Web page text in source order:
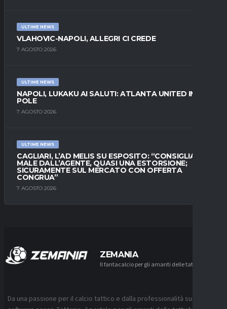
ULTIME NEWS
VLAHOVIC-NAPOLI, ALLEGRI CI CREDE
7 AGOSTO 2026
ULTIME NEWS
NAPOLI, LUKAKU AI SALUTI: ATLANTA UNITED IN
POLE
7 AGOSTO 2026
ULTIME NEWS
CAGLIARI, L’AD MELIS SU ESPOSITO: “CONSIGLIATO
MALE DALL’AGENTE, QUASI UNA ESTORSIONE;
SICURAMENTE SUL MERCATO CON OFFERTA
CONGRUA”
7 AGOSTO 2026
ZEMANIA
Il fantacalcio per gli amanti delle tattiche
Da una passione per il calcio tattico e dalla professionalità sui